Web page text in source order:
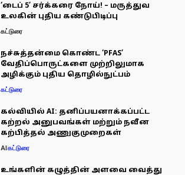
‘டைப் 5’ சர்க்கரை நோய்! – மருத்துவ
உலகின் புதிய கண்டுபிடிப்பு
கட்டுரை
நச்சுத்தன்மை கொண்ட ‘PFAS’
வேதிப்பொருட்களை முற்றிலுமாக
அழிக்கும் புதிய தொழில்நுட்பம்
கட்டுரை
கல்வியில் AI: தனிப்பயனாக்கப்பட்ட
கற்றல் அனுபவங்கள் மற்றும் நவீன
கற்பித்தல் அணுகுமுறைகள்
AIகட்டுரை
உங்களின் கழுத்தின் அளவை வைத்து